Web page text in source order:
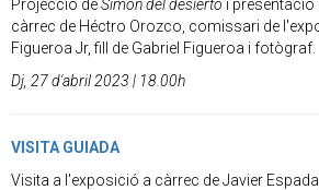
Projecció deSimón del desierto i presentació
càrrec de Héctro Orozco, comissari de
Figueroa Jr, fill de Gabriel Figueroa i fotògraf.
Dj, 27 d'abril 2023 | 18.00h
VISITA GUIADA
Visita a l'exposició a càrrec de Javier